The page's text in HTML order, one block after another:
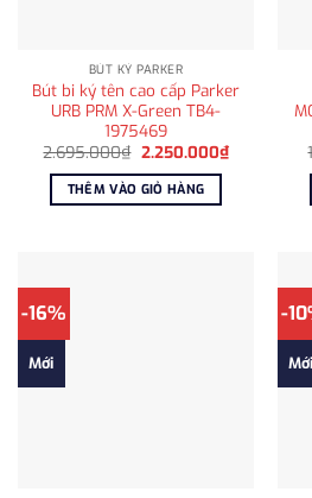
BÚT KÝ PARKER
Bút bi ký tên cao cấp Parker
URB PRM X-Green TB4-
1975469
2.695.000₫ Giá
là:
2.695.000₫.
2.250.000₫Giá
hiện
THÊM VÀO GIỎ HÀNG
-16%
Mới
-
Mới